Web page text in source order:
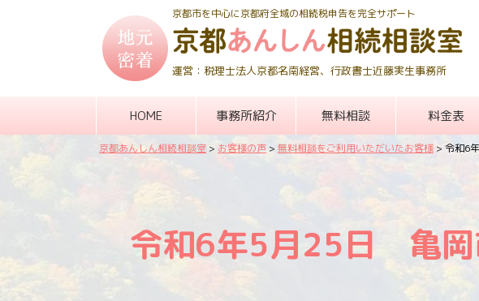
京都市を中心に京都府全域の相続税申告を完全サポート
運営：税理士法人京都名南経営、行政書士近藤実生事務所
HOME 事務所紹介 無料相談 料金表
京都あんしん相続相談室 > お客様の声 > 無料相談をご利用いただいたお客様 > 令和6
令和6年5月25日 亀岡